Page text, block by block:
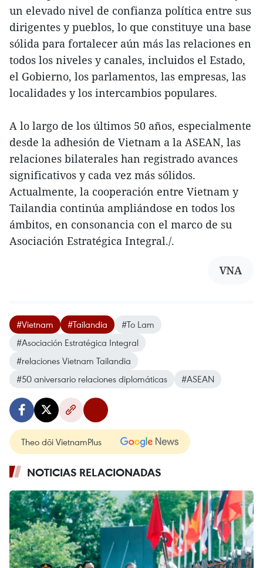
un elevado nivel de confianza política entre sus
dirigentes y pueblos, lo que constituye una base
sólida para fortalecer aún más las relaciones en
todos los niveles y canales, incluidos el Estado,
el Gobierno, los parlamentos, las empresas, las
localidades y los intercambios populares.
A lo largo de los últimos 50 años, especialmente
desde la adhesión de Vietnam a la ASEAN, las
relaciones bilaterales han registrado avances
significativos y cada vez más sólidos.
Actualmente, la cooperación entre Vietnam y
Tailandia continúa ampliándose en todos los
ámbitos, en consonancia con el marco de su
Asociación Estratégica Integral./.
VNA
#Vietnam #Tailandia
#To Lam
#Asociación Estratégica Integral
#relaciones Vietnam Tailandia
#50 aniversario relaciones diplomáticas
#ASEAN
Theo dõi VietnamPlus
NOTICIAS RELACIONADAS